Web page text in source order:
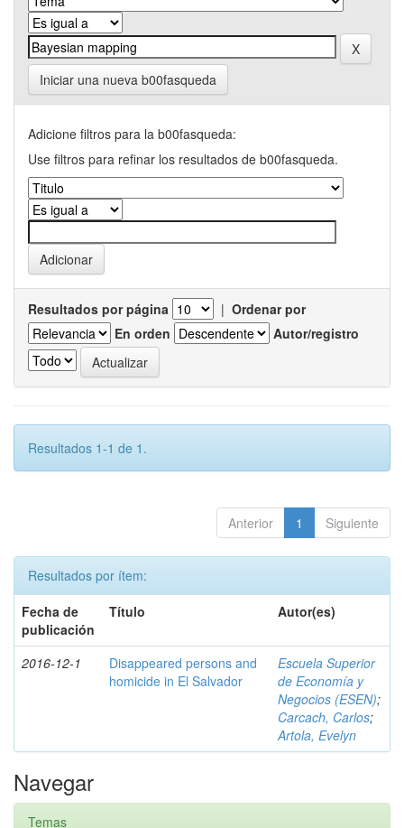
Iniciar una nueva b00fasqueda
Adicione filtros para la b00fasqueda:
Use filtros para refinar los resultados de b00fasqueda.
Resultados por página | Ordenar por
En orden
Autor/registro
Resultados 1-1 de 1.
Anterior 1 Siguiente
Resultados por ítem:
Fecha de
publicación
Título Autor(es)
2016-12-1
Disappeared persons and
homicide in El Salvador
Escuela Superior
de Economía y
Negocios (ESEN);
Carcach, Carlos;
Artola, Evelyn
Navegar
Temas